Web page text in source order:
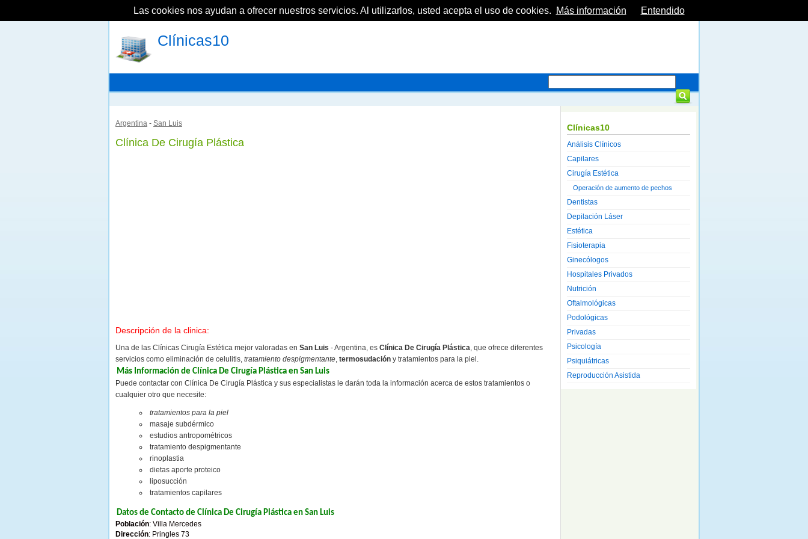
Clínicas10
Argentina - San Luis
Clínica De Cirugía Plástica
Descripción de la clinica:
Una de las Clínicas Cirugía Estética mejor valoradas en San Luis - Argentina, es Clínica De Cirugía Plástica, que ofrece diferentes
servicios como eliminación de celulitis, tratamiento despigmentante, termosudación y tratamientos para la piel.
Más Información de Clínica De Cirugía Plástica en San Luis
Puede contactar con Clínica De Cirugía Plástica y sus especialistas le darán toda la información acerca de estos tratamientos o
cualquier otro que necesite:
tratamientos para la piel
masaje subdérmico
estudios antropométricos
tratamiento despigmentante
rinoplastia
dietas aporte proteico
liposucción
tratamientos capilares
Datos de Contacto de Clínica De Cirugía Plástica en San Luis
Población: Villa Mercedes
Dirección: Pringles 73
Clínicas10
Análisis Clínicos
Capilares
Cirugía Estética
Operación de aumento de pechos
Dentistas
Depilación Láser
Estética
Fisioterapia
Ginecólogos
Hospitales Privados
Nutrición
Oftalmológicas
Podológicas
Privadas
Psicología
Psiquiátricas
Reproducción Asistida
Las cookies nos ayudan a ofrecer nuestros servicios. Al utilizarlos, usted acepta el uso de cookies. Más información Entendido